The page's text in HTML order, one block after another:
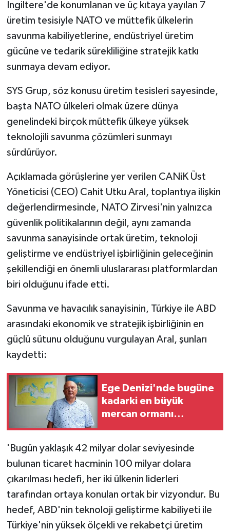
İngiltere'de konumlanan ve üç kıtaya yayılan 7
üretim tesisiyle NATO ve müttefik ülkelerin
savunma kabiliyetlerine, endüstriyel üretim
gücüne ve tedarik sürekliliğine stratejik katkı
sunmaya devam ediyor.
SYS Grup, söz konusu üretim tesisleri sayesinde,
başta NATO ülkeleri olmak üzere dünya
genelindeki birçok müttefik ülkeye yüksek
teknolojili savunma çözümleri sunmayı
sürdürüyor.
Açıklamada görüşlerine yer verilen CANiK Üst
Yöneticisi (CEO) Cahit Utku Aral, toplantıya ilişkin
değerlendirmesinde, NATO Zirvesi'nin yalnızca
güvenlik politikalarının değil, aynı zamanda
savunma sanayisinde ortak üretim, teknoloji
geliştirme ve endüstriyel işbirliğinin geleceğinin
şekillendiği en önemli uluslararası platformlardan
biri olduğunu ifade etti.
Savunma ve havacılık sanayisinin, Türkiye ile ABD
arasındaki ekonomik ve stratejik işbirliğinin en
güçlü sütunu olduğunu vurgulayan Aral, şunları
kaydetti:
Ege Denizi'nde bugüne
kadarki en büyük
mercan ormanı
'Bugün yaklaşık 42 milyar dolar seviyesinde
bulunan ticaret hacminin 100 milyar dolara
çıkarılması hedefi, her iki ülkenin liderleri
tarafından ortaya konulan ortak bir vizyondur. Bu
hedef, ABD'nin teknoloji geliştirme kabiliyeti ile
Türkiye'nin yüksek ölçekli ve rekabetçi üretim